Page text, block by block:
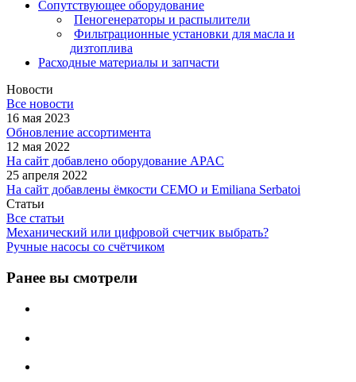
Сопутствующее оборудование
Пеногенераторы и распылители
Фильтрационные установки для масла и
дизтоплива
Расходные материалы и запчасти
Новости
Все новости
16 мая 2023
Обновление ассортимента
12 мая 2022
На сайт добавлено оборудование APAC
25 апреля 2022
На сайт добавлены ёмкости CEMO и Emiliana Serbatoi
Статьи
Все статьи
Механический или цифровой счетчик выбрать?
Ручные насосы со счётчиком
Ранее вы смотрели